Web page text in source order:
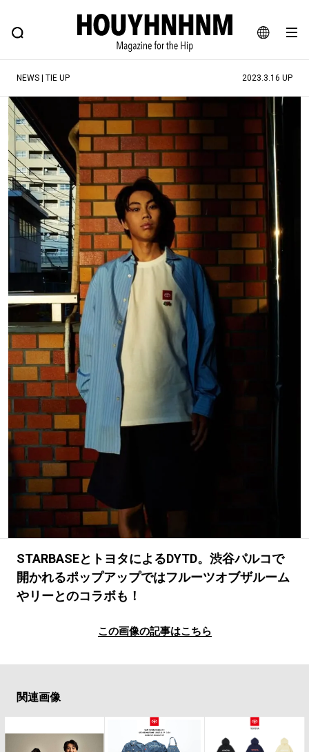
JA
EN
FEATURE BLOG SNAP
ヒップなファッション、カルチャー、ライフスタイルWEBマガジン
#注目のタグ
#SHOPPING ADDICT #憧れの逸品
#ESSENTIAL DESIGNS
#NEW VINTAGE #マイナーグッド図鑑
#路地裏てぃーん。 #MONTHLY JOURNAL
#GH 銘品の所以 #フイナムのYouTube
#Commune H #FOCUS IT #AH.H
#ととけん #FASHION #MUSIC #MOVIE
#LIFESTYLE #SNEAKER #OUTDOOR
#SPORTS #HANDSOME HANDBOOK
NEWS | TIE UP 2023.3.16 UP
STARBASEとトヨタによるDYTD。渋谷パルコで
開かれるポップアップではフルーツオブザルーム
やリーとのコラボも！
この画像の記事はこちら
関連画像